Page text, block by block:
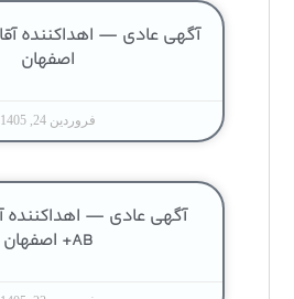
اصفهان
فروردین 24, 1405
آگهی عادی — اهداکننده
AB+ اصفهان